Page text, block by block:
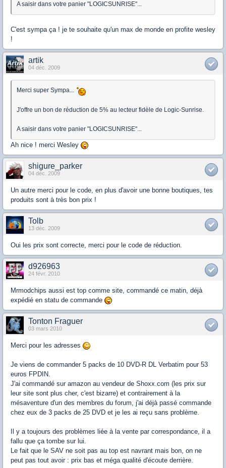
A saisir dans votre panier "LOGICSUNRISE"...
C'est sympa ça ! je te souhaite qu'un max de monde en profite wesley
!
artik
04 déc. 2009
Merci super Sympa...
J'offre un bon de réduction de 5% au lecteur fidèle de Logic-Sunrise.
A saisir dans votre panier "LOGICSUNRISE"...
Ah nice ! merci Wesley
shigure_parker
04 déc. 2009
Un autre merci pour le code, en plus d'avoir une bonne boutiques, tes
produits sont à très bon prix !
Tolb
13 déc. 2009
Oui les prix sont correcte, merci pour le code de réduction.
d926963
24 févr. 2010
Mrmodchips aussi est top comme site, commandé ce matin, déjà
expédié en statu de commande
Tonton Fraguer
03 mars 2010
Merci pour les adresses
Je viens de commander 5 packs de 10 DVD-R DL Verbatim pour 53
euros FPDIN.
J'ai commandé sur amazon au vendeur de Shoxx.com (les prix sur
leur site sont plus cher, c'est bizarre) et contrairement à la
mésaventure d'un des membres du forum, j'ai déjà passé commande
chez eux de 3 packs de 25 DVD et je les ai reçu sans problème.
Il y a toujours des problèmes liée à la vente par correspondance, il a
fallu que ça tombe sur lui.
Le fait que le SAV ne soit pas au top est navrant mais bon, on ne
peut pas tout avoir : prix bas et méga qualité d'écoute derrière.